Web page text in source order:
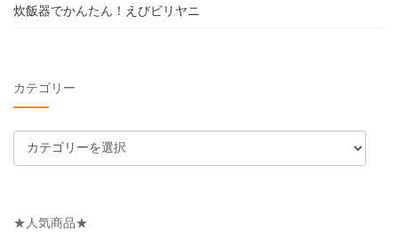
炊飯器でかんたん！えびビリヤニ
カテゴリー
テ
リ
★人気商品★